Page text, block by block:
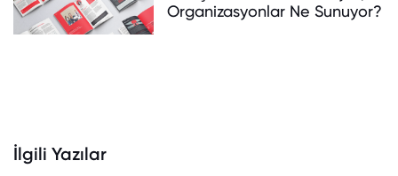
Organizasyonlar Ne Sunuyor?
İlgili Yazılar